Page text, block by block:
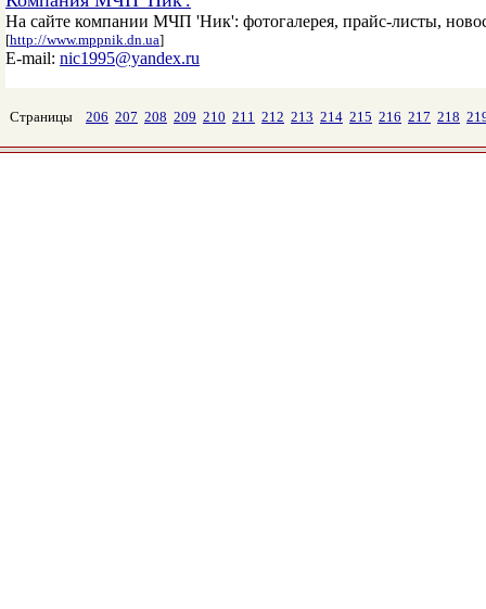
На сайте компании МЧП 'Ник': фотогалерея, прайс-листы,
[http://www.mppnik.dn.ua]
E-mail: nic1995@yandex.ru
Страницы 206 207 208 209 210 211 212 213 214 215 216 217 218